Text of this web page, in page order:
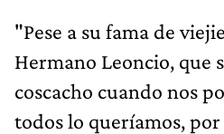
"Pese a su fama de
Hermano Leoncio, que
coscacho cuando nos
todos lo queríamos, por